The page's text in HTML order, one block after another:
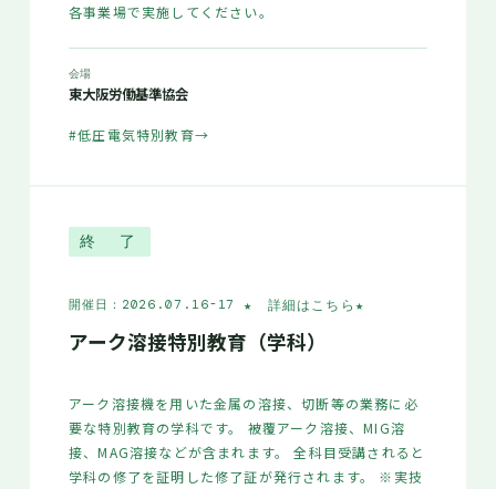
各事業場で実施してください。
会場
東大阪労働基準協会
#低圧電気特別教育→
終 了
開催日：2026.07.16-17★ 詳細はこちら★
アーク溶接特別教育（学科）
アーク溶接機を用いた金属の溶接、切断等の業務に必
要な特別教育の学科です。 被覆アーク溶接、MIG溶
接、MAG溶接などが含まれます。 全科目受講されると
学科の修了を証明した修了証が発行されます。 ※実技